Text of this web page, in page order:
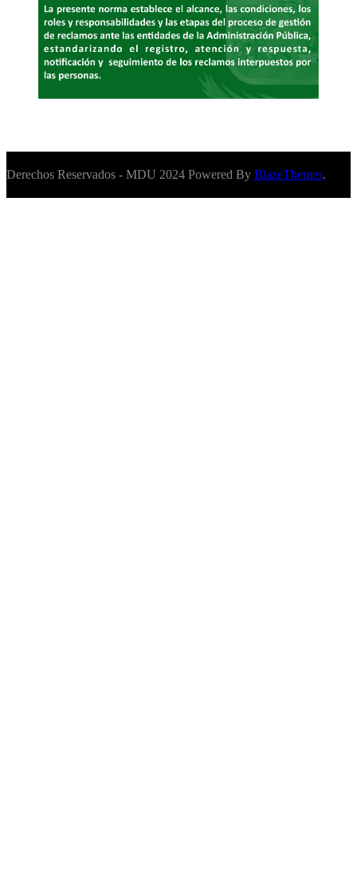
Derechos Reservados - MDU 2024 Powered By BlazeThemes.